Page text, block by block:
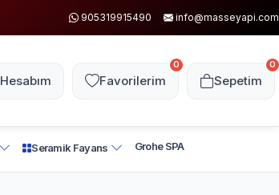
905319915490 info@masseyapi.com
Hesabım Favorilerim
0
Sepetim
0
Seramik Fayans Grohe SPA